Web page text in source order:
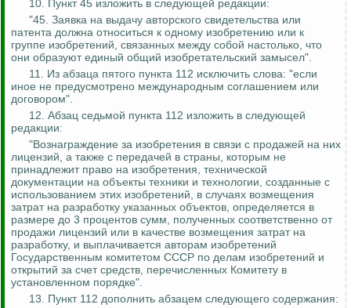
10. Пункт 45 изложить в следующей редакции:
"45. Заявка на выдачу авторского свидетельства или
патента должна относиться к одному изобретению или к
группе изобретений, связанных между собой настолько, что
они образуют единый общий изобретательский замысел".
11. Из абзаца пятого пункта 112 исключить слова: "если
иное не предусмотрено международным соглашением или
договором".
12. Абзац седьмой пункта 112 изложить в следующей
редакции:
"Вознаграждение за изобретения в связи с продажей на них
лицензий, а также с передачей в страны, которым не
принадлежит право на изобретения, технической
документации на объекты техники и технологии, созданные с
использованием этих изобретений, в случаях возмещения
затрат на разработку указанных объектов, определяется в
размере до 3 процентов сумм, полученных соответственно от
продажи лицензий или в качестве возмещения затрат на
разработку, и выплачивается авторам изобретений
Государственным комитетом СССР по делам изобретений и
открытий за счет средств, перечисленных Комитету в
установленном порядке".
13. Пункт 112 дополнить абзацем следующего содержания: